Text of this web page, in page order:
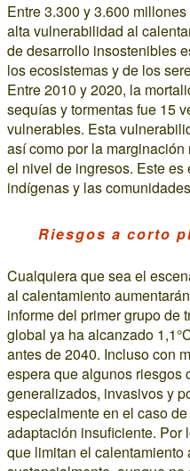
Entre 3.300 y 3.600
alta vulnerabilidad al
de desarrollo insostenibles
los ecosistemas y de los
Entre 2010 y 2020, la
sequías y tormentas fue 15
vulnerables. Esta
así como por la
el nivel de ingresos. Este
indígenas y las
Riesgos a corto
Cualquiera que sea el
al calentamiento
informe del primer grupo de
global ya ha alcanzado
antes de 2040. Incluso con
espera que algunos riesgos
generalizados, invasivos y
especialmente en el caso
adaptación insuficiente. Por
que limitan el calentamiento